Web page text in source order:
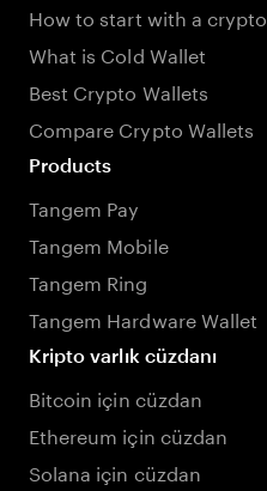
How to start with a crypto
What is Cold Wallet
Best Crypto Wallets
Compare Crypto Wallets
Products
Tangem Pay
Tangem Mobile
Tangem Ring
Tangem Hardware Wallet
Kripto varlık cüzdanı
Bitcoin için cüzdan
Ethereum için cüzdan
Solana için cüzdan